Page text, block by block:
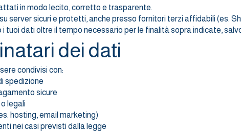
in modo lecito, corretto e trasparente.
server sicuri e protetti, anche presso fornitori terzi affidabili (es.
i tuoi dati oltre il tempo necessario per le finalità sopra indicate,
dei dati
condivisi con:
spedizione
sicure
legali
hosting, email marketing)
nei casi previsti dalla legge